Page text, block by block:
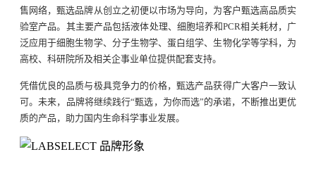
售网络，甄选品牌从创立之初便以市场为导向，为客户甄选高品质实
验室产品。其主要产品包括液体处理、细胞培养和PCR相关耗材，广
泛应用于细胞生物学、分子生物学、蛋白组学、生物化学等学科，为
高校、科研院所及相关企事业单位提供配套支持。
凭借优良的品质与极具竞争力的价格，甄选产品获得广大客户一致认
可。未来，品牌将继续践行“甄选，为你而选”的承诺，不断推出更优
质的产品，助力国内生命科学事业发展。